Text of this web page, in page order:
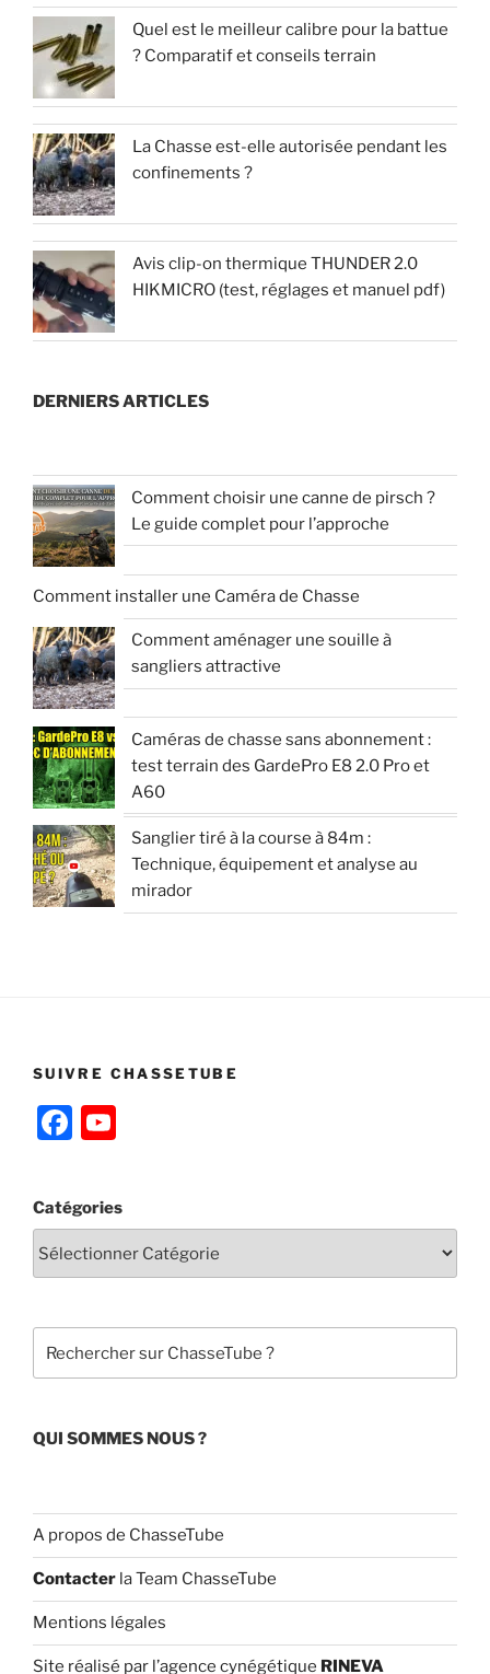
Quel est le meilleur calibre pour la battue
? Comparatif et conseils terrain
La Chasse est-elle autorisée pendant les
confinements ?
Avis clip-on thermique THUNDER 2.0
HIKMICRO (test, réglages et manuel pdf)
DERNIERS ARTICLES
Comment choisir une canne de pirsch ?
Le guide complet pour l’approche
Comment installer une Caméra de Chasse
Comment aménager une souille à
sangliers attractive
Caméras de chasse sans abonnement :
test terrain des GardePro E8 2.0 Pro et
A60
Sanglier tiré à la course à 84m :
Technique, équipement et analyse au
mirador
SUIVRE CHASSETUBE
F
c
e
b
o
k
T
u
e
C
a
n
el
Catégories
QUI SOMMES NOUS ?
A propos de ChasseTube
Contacter la Team ChasseTube
Mentions légales
Site réalisé par l’agence cynégétique RINEVA